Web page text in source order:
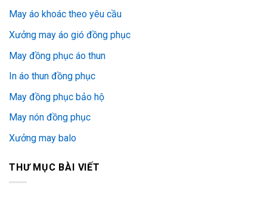
May áo khoác theo yêu cầu
Xưởng may áo gió đồng phục
May đồng phục áo thun
In áo thun đồng phục
May đồng phục bảo hộ
May nón đồng phục
Xưởng may balo
THƯ MỤC BÀI VIẾT